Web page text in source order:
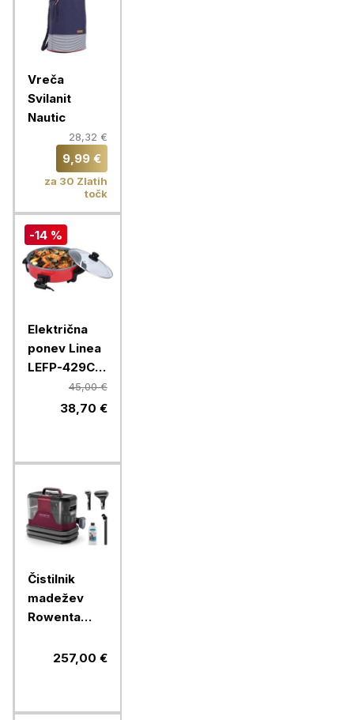
Vreča
Svilanit
Nautic
28,32 €
9,99 €
za 30 Zlatih
točk
-14 %
Električna
ponev Linea
LEFP-429CII,
45,00 €
38,70 €
Čistilnik
madežev
Rowenta
IN7010F0
257,00 €